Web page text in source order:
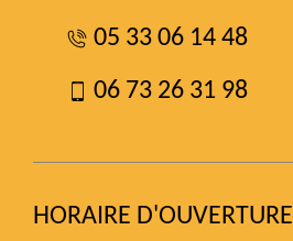
05 33 06 14 48
06 73 26 31 98
HORAIRE D'OUVERTURE